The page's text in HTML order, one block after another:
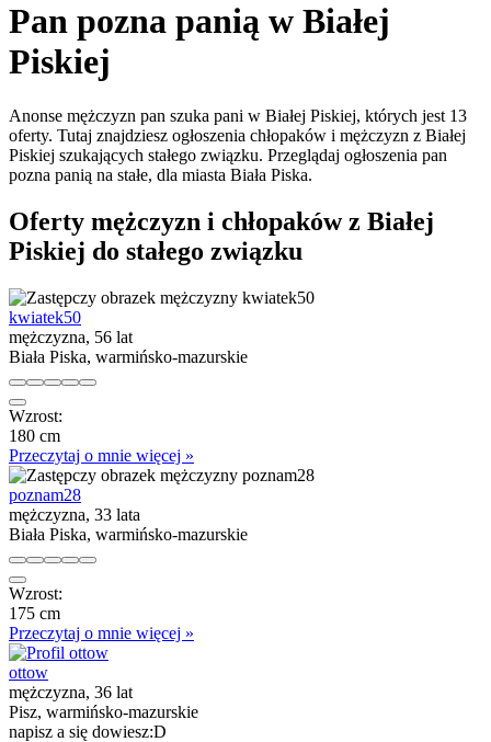
Pan pozna panią w Białej
Piskiej
Anonse mężczyzn pan szuka pani w Białej Piskiej, których jest 13
oferty. Tutaj znajdziesz ogłoszenia chłopaków i mężczyzn z Białej
Piskiej szukających stałego związku. Przeglądaj ogłoszenia pan
pozna panią na stałe, dla miasta Biała Piska.
Oferty mężczyzn i chłopaków z Białej
Piskiej do stałego związku
kwiatek50
mężczyzna, 56 lat
Biała Piska, warmińsko-mazurskie
Wzrost:
180 cm
Przeczytaj o mnie więcej »
poznam28
mężczyzna, 33 lata
Biała Piska, warmińsko-mazurskie
Wzrost:
175 cm
Przeczytaj o mnie więcej »
ottow
mężczyzna, 36 lat
Pisz, warmińsko-mazurskie
napisz a się dowiesz:D